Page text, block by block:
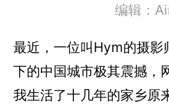
编辑：
最近，一位叫Hym的摄影
下的中国城市极其震撼，
我生活了十几年的家乡原